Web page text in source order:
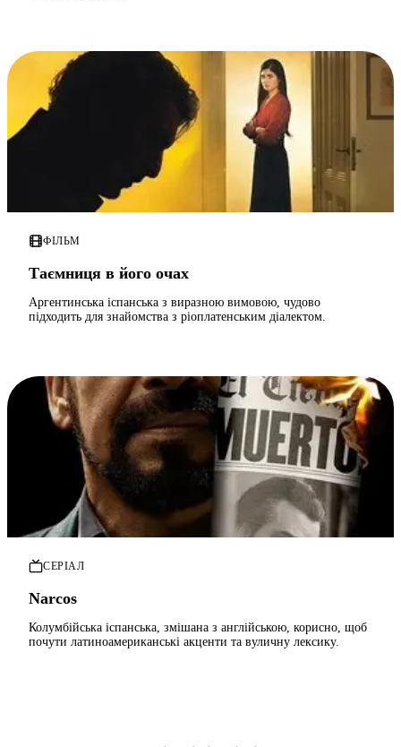
ФІЛЬМ
Таємниця в його очах
Аргентинська іспанська з виразною вимовою, чудово
підходить для знайомства з ріоплатенським діалектом.
СЕРІАЛ
Narcos
Колумбійська іспанська, змішана з англійською, корисно, щоб
почути латиноамериканські акценти та вуличну лексику.